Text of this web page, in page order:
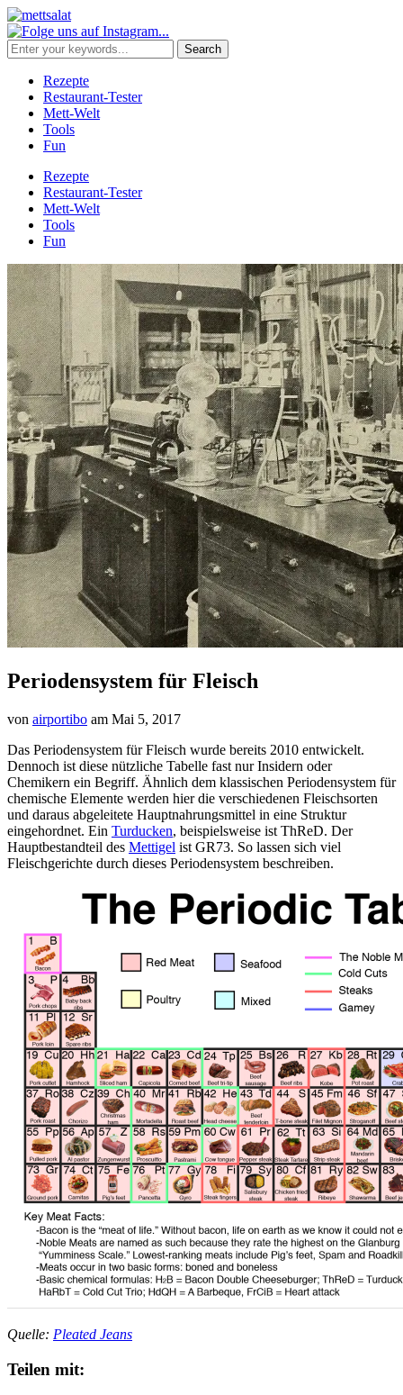
Rezepte
Restaurant-Tester
Mett-Welt
Tools
Fun
Rezepte
Restaurant-Tester
Mett-Welt
Tools
Fun
Periodensystem für Fleisch
von airportibo am Mai 5, 2017
Das Periodensystem für Fleisch wurde bereits 2010 entwickelt.
Dennoch ist diese nützliche Tabelle fast nur Insidern oder
Chemikern ein Begriff. Ähnlich dem klassischen Periodensystem für
chemische Elemente werden hier die verschiedenen Fleischsorten
und daraus abgeleitete Hauptnahrungsmittel in eine Struktur
eingehordnet. Ein Turducken, beispielsweise ist ThReD. Der
Hauptbestandteil des Mettigel ist GR73. So lassen sich viel
Fleischgerichte durch dieses Periodensystem beschreiben.
Quelle: Pleated Jeans
Teilen mit: